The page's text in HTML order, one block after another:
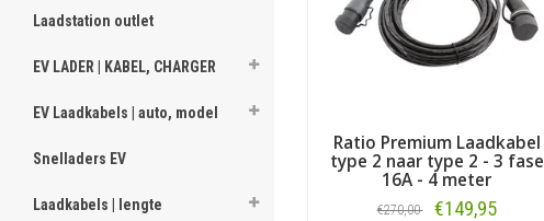
Laadstation outlet
EV LADER | KABEL, CHARGER
EV Laadkabels | auto, model
Snelladers EV
Laadkabels | lengte
Ratio Premium Laadkabel
type 2 naar type 2 - 3 fase
16A - 4 meter
€270,00 €149,95